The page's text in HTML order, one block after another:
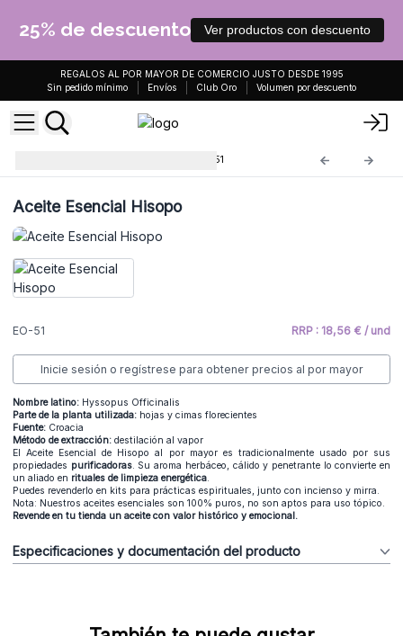
25% de descuento Ver productos con descuento
REGALOS AL POR MAYOR DE COMERCIO JUSTO DESDE 1995
Sin pedido mínimo
Envíos Club Oro Volumen por descuento
EO-51
Aceite Esencial Hisopo
EO-51 RRP : 18,56 € / und
Inicie sesión o regístrese para obtener precios al por mayor
Nombre latino: Hyssopus Officinalis
Parte de la planta utilizada: hojas y cimas florecientes
Fuente: Croacia
Método de extracción: destilación al vapor
El Aceite Esencial de Hisopo al por mayor es tradicionalmente usado por sus
propiedades purificadoras. Su aroma herbáceo, cálido y penetrante lo convierte en
un aliado en rituales de limpieza energética.
Puedes revenderlo en kits para prácticas espirituales, junto con incienso y mirra.
Nota: Nuestros aceites esenciales son 100% puros, no son aptos para uso tópico.
Revende en tu tienda un aceite con valor histórico y emocional.
Especificaciones y documentación del producto